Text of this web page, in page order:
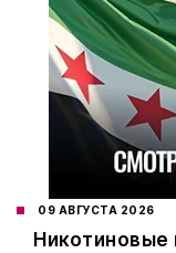
09 АВГУСТА 2026